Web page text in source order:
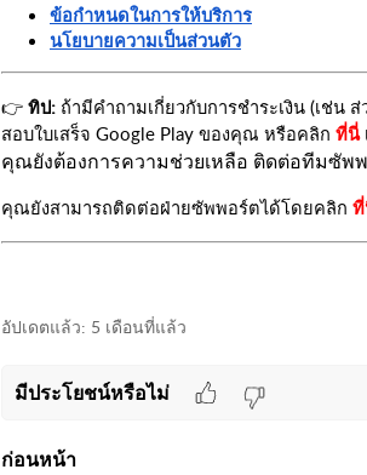
ข้อกำหนดในการให้บริการ
นโยบายความเป็นส่วนตัว
👉 ทิป: ถ้ามีคำถามเกี่ยวกับการชำระเงิน (เช่น
สอบใบเสร็จ Google Play ของคุณ หรือคลิก ที่นี่
คุณยังต้องการความช่วยเหลือ ติดต่อทีมซัพ
คุณยังสามารถติดต่อฝ่ายซัพพอร์ตได้โดยคลิก
อัปเดตแล้ว: 5 เดือนที่แล้ว
มีประโยชน์หรือไม่
ก่อนหน้า